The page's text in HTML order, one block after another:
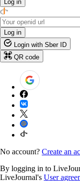
Log in
Log in
Login with Sber ID
QR code
No account? Create an
By logging in to
LiveJournal's User